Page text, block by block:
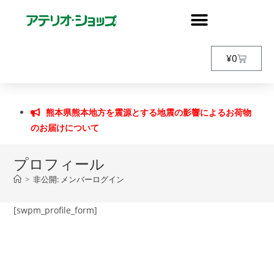
¥0
熊本県熊本地方を震源とする地震の影響によるお荷物
のお届けについて
プロフィール
> 非公開: メンバーログイン
[swpm_profile_form]